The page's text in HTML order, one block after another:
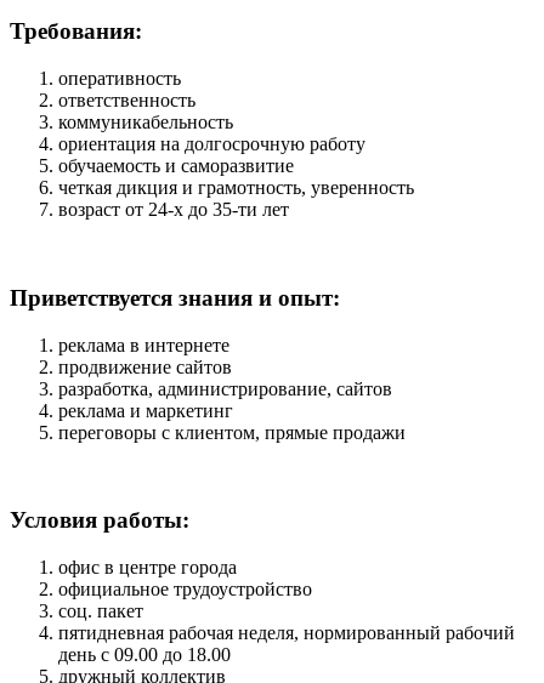
Требования:
оперативность
ответственность
коммуникабельность
ориентация на долгосрочную работу
обучаемость и саморазвитие
четкая дикция и грамотность, уверенность
возраст от 24-х до 35-ти лет
Приветствуется знания и опыт:
реклама в интернете
продвижение сайтов
разработка, администрирование, сайтов
реклама и маркетинг
переговоры с клиентом, прямые продажи
Условия работы:
офис в центре города
официальное трудоустройство
соц. пакет
пятидневная рабочая неделя, нормированный рабочий
день с 09.00 до 18.00
дружный коллектив